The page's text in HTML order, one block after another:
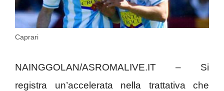
Caprari
NAINGGOLAN/ASROMALIVE.IT – Si
registra un’accelerata nella trattativa che